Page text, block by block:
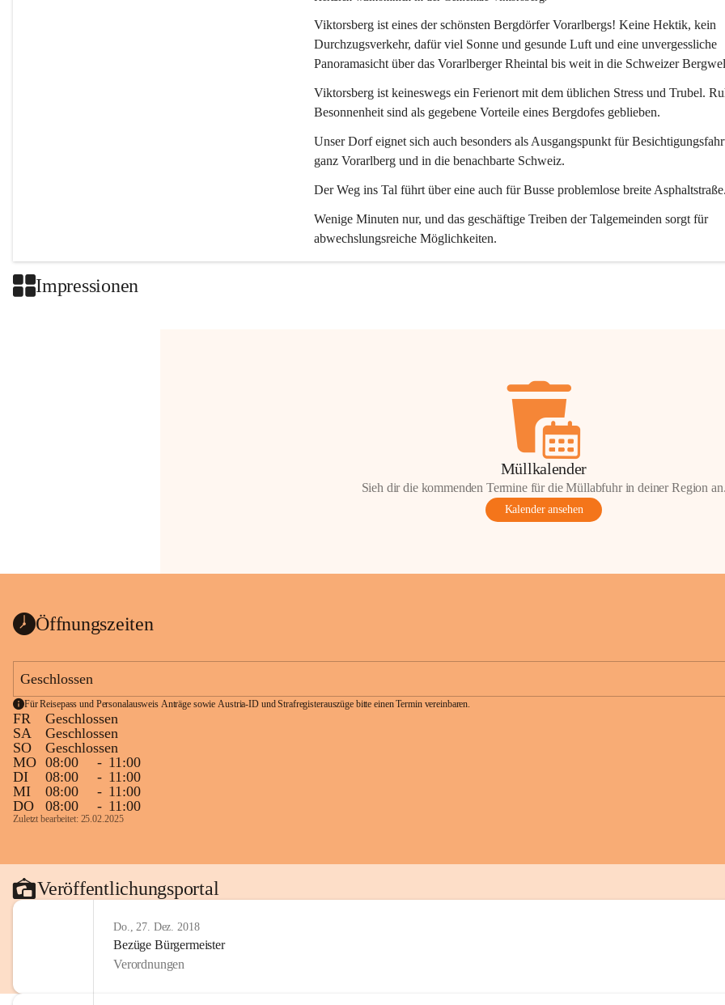
Viktorsberg ist eines der schönsten Bergdörfer Vorarlbergs! Keine Hektik, kein
Durchzugsverkehr, dafür viel Sonne und gesunde Luft und eine unvergessliche
Panoramasicht über das Vorarlberger Rheintal bis weit in die Schweizer
Viktorsberg ist keineswegs ein Ferienort mit dem üblichen Stress und Trubel.
Besonnenheit sind als gegebene Vorteile eines Bergdofes geblieben.
Unser Dorf eignet sich auch besonders als Ausgangspunkt für
ganz Vorarlberg und in die benachbarte Schweiz.
Der Weg ins Tal führt über eine auch für Busse problemlose breite
Wenige Minuten nur, und das geschäftige Treiben der Talgemeinden sorgt für
abwechslungsreiche Möglichkeiten.
Impressionen
Müllkalender
Sieh dir die kommenden Termine für die Müllabfuhr in deiner Region
Kalender ansehen
Öffnungszeiten
Geschlossen
Für Reisepass und Personalausweis Anträge sowie Austria-ID und Strafregisterauszüge bitte einen Termin vereinbaren.
FR
Geschlossen
SA
Geschlossen
SO
Geschlossen
MO 08:00 - 11:00
DI
08:00 - 11:00
MI
08:00 - 11:00
DO
08:00 - 11:00
Zuletzt bearbeitet: 25.02.2025
Veröffentlichungsportal
Do., 27. Dez. 2018
Bezüge Bürgermeister
Verordnungen